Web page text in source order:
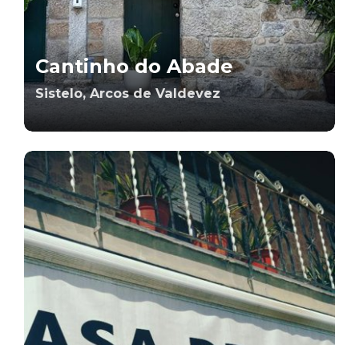
Cantinho do Abade
Sistelo, Arcos de Valdevez